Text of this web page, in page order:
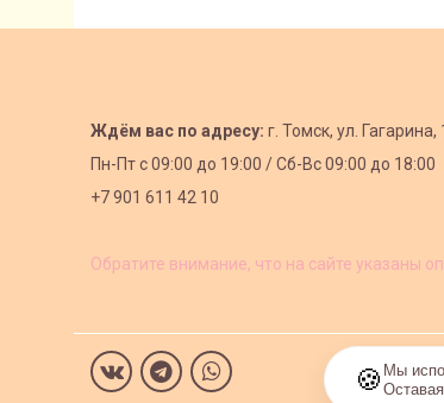
Ждём вас по адресу: г. Томск, ул. Гагарина,
Пн-Пт с09:00 до 19:00 /Сб-Вс 09:00 до 18:00
+7 901 611 42 10
Обратите внимание, что на сайте указаны
🍪 Мы